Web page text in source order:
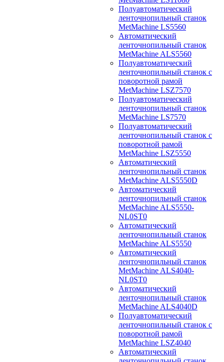
Полуавтоматический
ленточнопильный станок
MetMachine LS5560
Автоматический
ленточнопильный станок
MetMachine ALS5560
Полуавтоматический
ленточнопильный станок с
поворотной рамой
MetMachine LSZ7570
Полуавтоматический
ленточнопильный станок
MetMachine LS7570
Полуавтоматический
ленточнопильный станок с
поворотной рамой
MetMachine LSZ5550
Автоматический
ленточнопильный станок
MetMachine ALS5550D
Автоматический
ленточнопильный станок
MetMachine ALS5550-
NL0ST0
Автоматический
ленточнопильный станок
MetMachine ALS5550
Автоматический
ленточнопильный станок
MetMachine ALS4040-
NL0ST0
Автоматический
ленточнопильный станок
MetMachine ALS4040D
Полуавтоматический
ленточнопильный станок с
поворотной рамой
MetMachine LSZ4040
Автоматический